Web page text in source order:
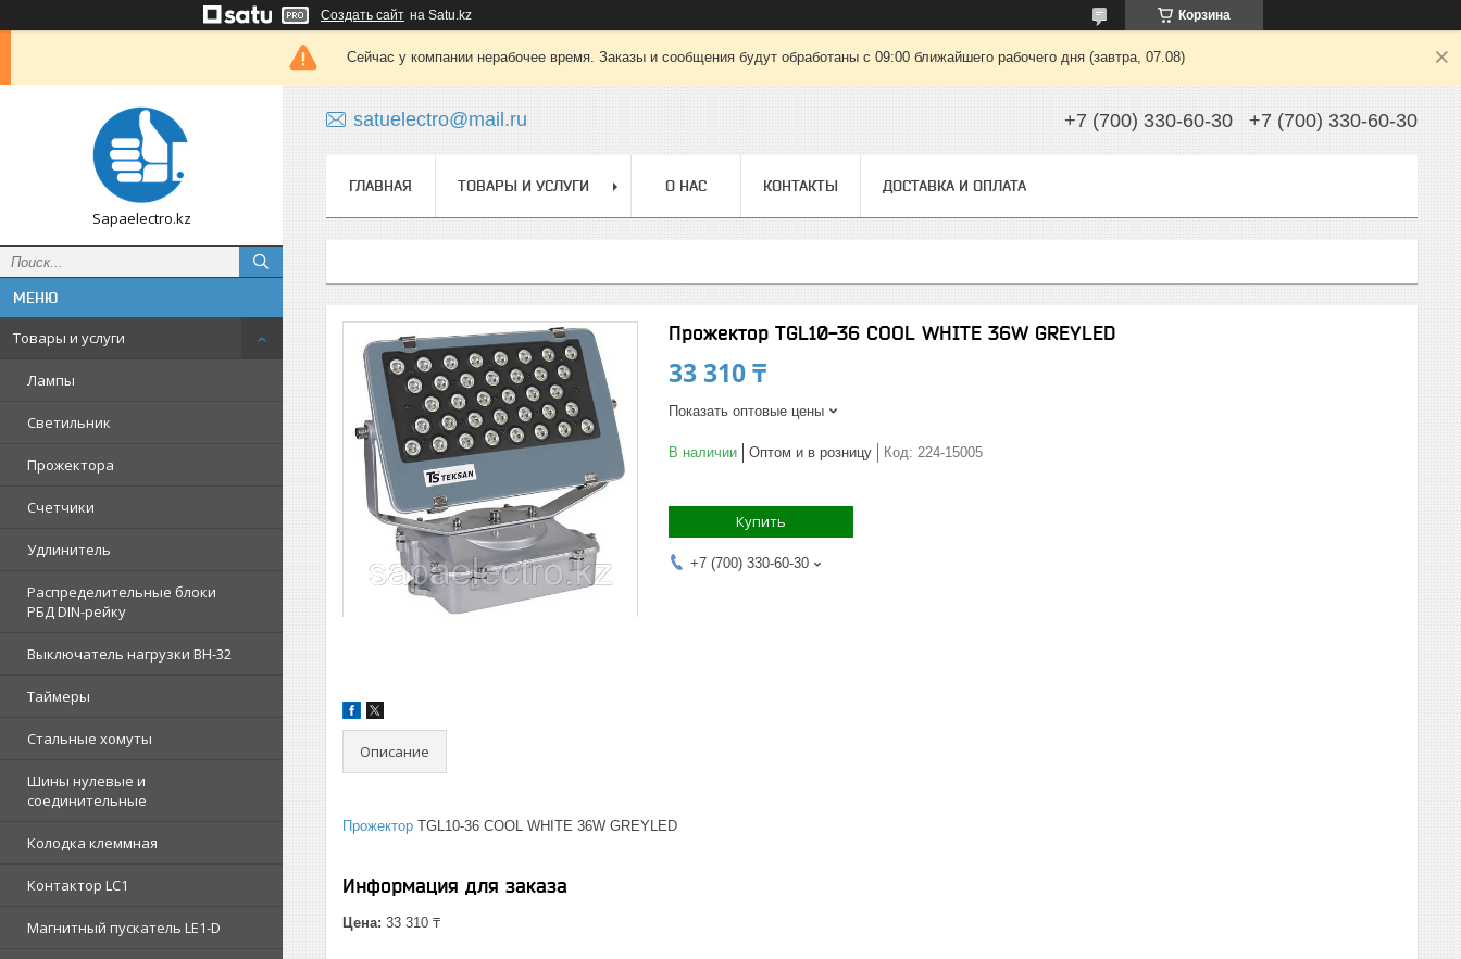
Создать сайт на Satu.kz Корзина
Сейчас у компании нерабочее время. Заказы и сообщения будут обработаны с 09:00 ближайшего рабочего дня (завтра, 07.08)
Sapaelectro.kz
Товары и услуги
Лампы
Светильник
Прожектора
Счетчики
Удлинитель
Распределительные блоки
РБД DIN-рейку
Выключатель нагрузки ВН-32
Таймеры
Стальные хомуты
Шины нулевые и
соединительные
Колодка клеммная
Контактор LC1
Магнитный пускатель LE1-D
satuelectro@mail.ru +7 (700) 330-60-30 +7 (700) 330-60-30
ГЛАВНАЯ ТОВАРЫ И УСЛУГИ О НАС КОНТАКТЫ ДОСТАВКА И ОПЛАТА
Прожектор TGL10-36 COOL WHITE 36W GREYLED
33 310 ₸
Показать оптовые цены
В наличии Оптом и в розницу Код: 224-15005
Купить
+7 (700) 330-60-30
Описание
Прожектор TGL10-36 COOL WHITE 36W GREYLED
Информация для заказа
Цена: 33 310 ₸